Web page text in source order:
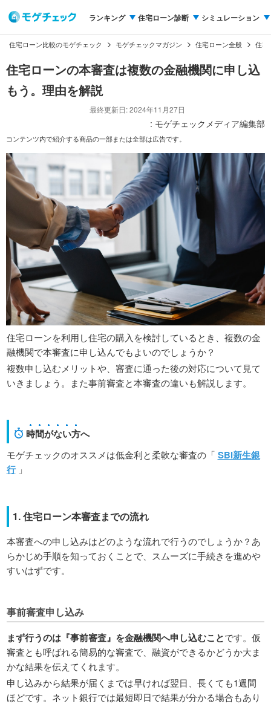
ランキング 住宅ローン診断 シミュレーション
住宅ローン比較のモゲチェック モゲチェックマガジン 住宅ローン全般 住宅
住宅ローンの本審査は複数の金融機関に申し込
もう。理由を解説
最終更新日: 2024年11月27日
: モゲチェックメディア編集部
コンテンツ内で紹介する商品の一部または全部は広告です。
住宅ローンを利用し住宅の購入を検討しているとき、複数の金
融機関で本審査に申し込んでもよいのでしょうか？
複数申し込むメリットや、審査に通った後の対応について見て
いきましょう。また事前審査と本審査の違いも解説します。
時間がない方へ
モゲチェックのオススメは低金利と柔軟な審査の「 SBI新生銀
行」
1. 住宅ローン本審査までの流れ
本審査への申し込みはどのような流れで行うのでしょうか？あ
らかじめ手順を知っておくことで、スムーズに手続きを進めや
すいはずです。
事前審査申し込み
まず行うのは『事前審査』を金融機関へ申し込むことです。仮
審査とも呼ばれる簡易的な審査で、融資ができるかどうか大ま
かな結果を伝えてくれます。
申し込みから結果が届くまでは早ければ翌日、長くても1週間
ほどです。ネット銀行では最短即日で結果が分かる場合もあり